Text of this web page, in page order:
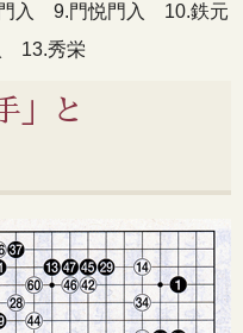
入 9.門悦門入 10.鉄元
13.秀栄
」と